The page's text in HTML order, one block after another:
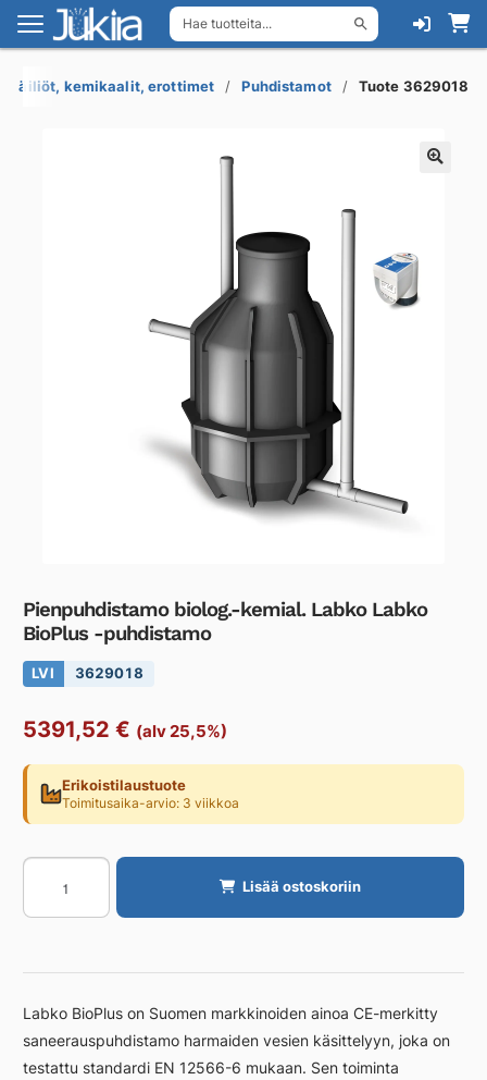
Hae tuotteita...
Siirry
navigointiin
Siirry
sisältöön
säiliöt, kemikaalit, erottimet Puhdistamot Tuote 3629018
Pienpuhdistamo biolog.-kemial. Labko Labko
BioPlus -puhdistamo
LVI 3629018
5391,52 € (alv 25,5%)
Erikoistilaustuote
Toimitusaika-arvio: 3 viikkoa
Pienpuhdistamo
biolog.-
kemial.
Labko
-
puhdistamo
määrä
Lisää ostoskoriin
Labko BioPlus on Suomen markkinoiden ainoa CE-merkitty
saneerauspuhdistamo harmaiden vesien käsittelyyn, joka on
testattu standardi EN 12566-6 mukaan. Sen toiminta